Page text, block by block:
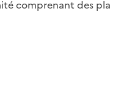
comprenant des pla